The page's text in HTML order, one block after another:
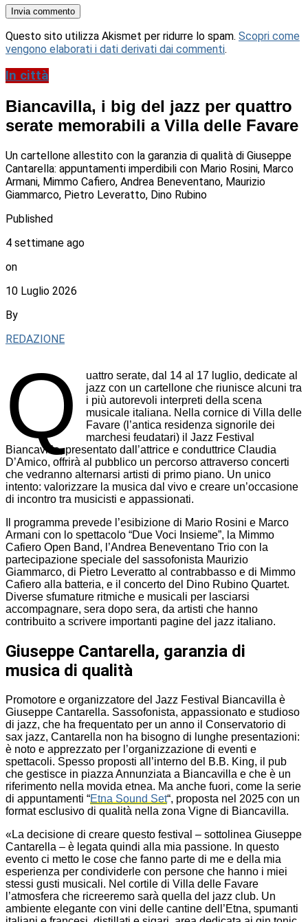
Questo sito utilizza Akismet per ridurre lo spam. Scopri come
vengono elaborati i dati derivati dai commenti.
In città
Biancavilla, i big del jazz per quattro
serate memorabili a Villa delle Favare
Un cartellone allestito con la garanzia di qualità di Giuseppe
Cantarella: appuntamenti imperdibili con Mario Rosini, Marco
Armani, Mimmo Cafiero, Andrea Beneventano, Maurizio
Giammarco, Pietro Leveratto, Dino Rubino
Published
4 settimane ago
on
10 Luglio 2026
By
REDAZIONE
Q
uattro serate, dal 14 al 17 luglio, dedicate al
jazz con un cartellone che riunisce alcuni tra
i più autorevoli interpreti della scena
musicale italiana. Nella cornice di Villa delle
Favare (l’antica residenza signorile dei
marchesi feudatari) il Jazz Festival
Biancavilla, presentato dall’attrice e conduttrice Claudia
D’Amico, offrirà al pubblico un percorso attraverso concerti
che vedranno alternarsi artisti di primo piano. Un unico
intento: valorizzare la musica dal vivo e creare un’occasione
di incontro tra musicisti e appassionati.
Il programma prevede l’esibizione di Mario Rosini e Marco
Armani con lo spettacolo “Due Voci Insieme”, la Mimmo
Cafiero Open Band, l’Andrea Beneventano Trio con la
partecipazione speciale del sassofonista Maurizio
Giammarco, di Pietro Leveratto al contrabbasso e di Mimmo
Cafiero alla batteria, e il concerto del Dino Rubino Quartet.
Diverse sfumature ritmiche e musicali per lasciarsi
accompagnare, sera dopo sera, da artisti che hanno
contribuito a scrivere importanti pagine del jazz italiano.
Giuseppe Cantarella, garanzia di
musica di qualità
Promotore e organizzatore del Jazz Festival Biancavilla è
Giuseppe Cantarella. Sassofonista, appassionato e studioso
di jazz, che ha frequentato per un anno il Conservatorio di
sax jazz, Cantarella non ha bisogno di lunghe presentazioni:
è noto e apprezzato per l’organizzazione di eventi e
spettacoli. Spesso proposti all’interno del B.B. King, il pub
che gestisce in piazza Annunziata a Biancavilla e che è un
riferimento nella movida etnea. Ma anche fuori, come la serie
di appuntamenti “Etna Sound Set“, proposta nel 2025 con un
format esclusivo di qualità nella zona Vigne di Biancavilla.
«La decisione di creare questo festival – sottolinea Giuseppe
Cantarella – è legata quindi alla mia passione. In questo
evento ci metto le cose che fanno parte di me e della mia
esperienza per condividerle con persone che hanno i miei
stessi gusti musicali. Nel cortile di Villa delle Favare
l’atmosfera che ricreeremo sarà quella del jazz club. Un
ambiente elegante con vini delle cantine dell’Etna, spumanti